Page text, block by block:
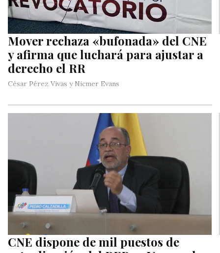
Mover rechaza «bufonada» del CNE
y afirma que luchará para ajustar a
derecho el RR
César Pérez Vivas y Nicmer Evans
CNE dispone de mil puestos de